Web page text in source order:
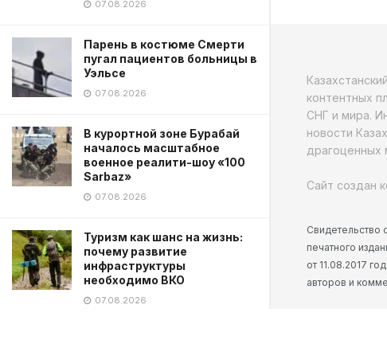
07.08.2026
Парень в костюме Смерти
пугал пациентов больницы в
Уэльсе
07.08.2026
В курортной зоне Бурабай
началось масштабное
военное реалити-шоу «100
Sarbaz»
07.08.2026
Туризм как шанс на жизнь:
почему развитие
инфраструктуры
необходимо ВКО
07.08.2026
контентных
СНГ и мира.
новости
драгоценных
Сайт создан
Свидетельство
печатного
от 11.08.2017
авторов и